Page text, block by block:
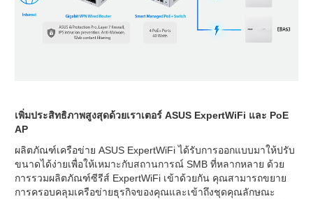
เพิ่มประสิทธิภาพสูงสุดด้วยเราเตอร์ ASUS ExpertWiFi และ PoE
AP
ผลิตภัณฑ์เครือข่าย ASUS ExpertWiFi ได้รับการออกแบบมาให้ปรับ
ขนาดได้ง่ายเพื่อให้เหมาะกับสถานการณ์ SMB ที่หลากหลาย ด้วย
การรวมผลิตภัณฑ์ซีรีส์ ExpertWiFi เข้าด้วยกัน คุณสามารถขยาย
การครอบคลุมเครือข่ายธุรกิจของคุณและเข้าถึงชุดคุณลักษณะ